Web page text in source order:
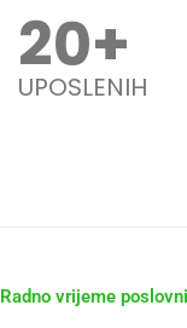
20+
UPOSLENIH
Radno vrijeme